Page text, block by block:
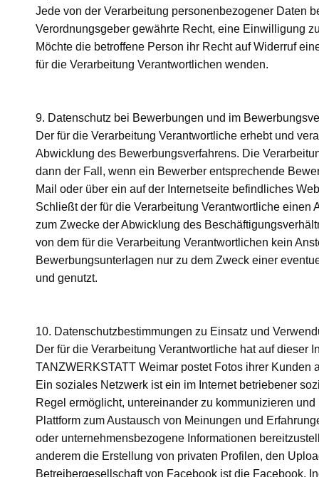
Jede von der Verarbeitung personenbezogener Daten
Verordnungsgeber gewährte Recht, eine Einwilligung
Möchte die betroffene Person ihr Recht auf Widerruf
für die Verarbeitung Verantwortlichen wenden.
9. Datenschutz bei Bewerbungen und im
Der für die Verarbeitung Verantwortliche erhebt und
Abwicklung des Bewerbungsverfahrens. Die
dann der Fall, wenn ein Bewerber entsprechende
Mail oder über ein auf der Internetseite befindliches
Schließt der für die Verarbeitung Verantwortliche
zum Zwecke der Abwicklung des
von dem für die Verarbeitung Verantwortlichen kein
Bewerbungsunterlagen nur zu dem Zweck einer
und genutzt.
10. Datenschutzbestimmungen zu Einsatz und
Der für die Verarbeitung Verantwortliche hat auf dieser
TANZWERKSTATT Weimar postet Fotos ihrer
Ein soziales Netzwerk ist ein im Internet betriebener
Regel ermöglicht, untereinander zu kommunizieren
Plattform zum Austausch von Meinungen und
oder unternehmensbezogene Informationen
anderem die Erstellung von privaten Profilen, den
Betreibergesellschaft von Facebook ist die Facebook,